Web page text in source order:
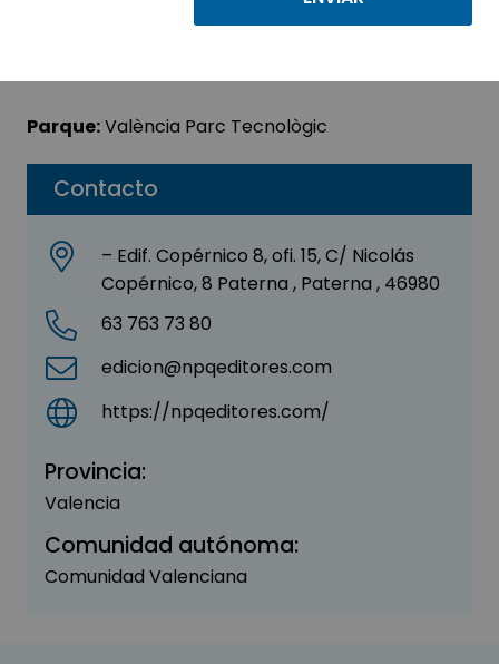
Contacto
– Edif. Copérnico 8, ofi. 15, C/ Nicolás
Copérnico, 8 Paterna , Paterna , 46980
63 763 73 80
edicion@npqeditores.com
https://npqeditores.com/
Provincia:
Valencia
Comunidad autónoma:
Comunidad Valenciana
Parque:València Parc Tecnològic